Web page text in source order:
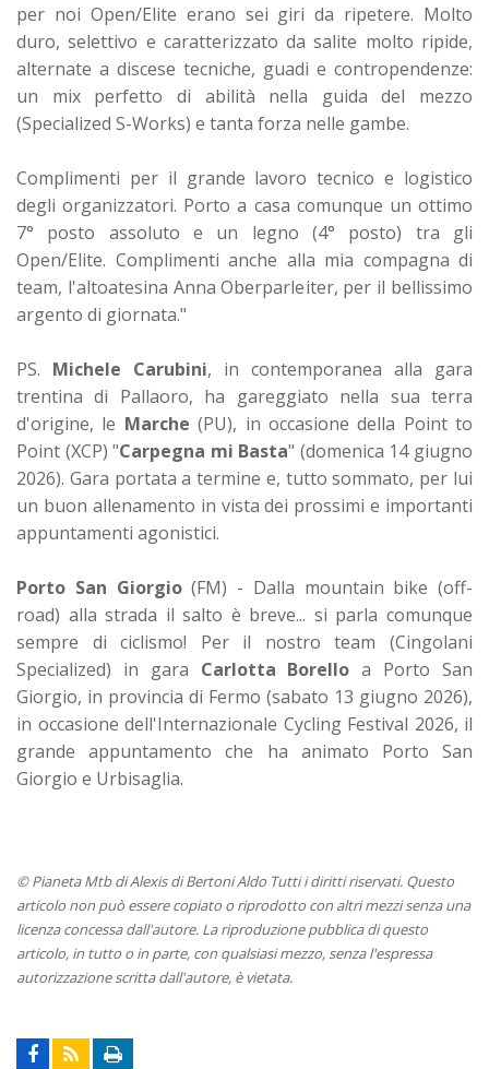
per noi Open/Elite erano sei giri da ripetere. Molto
duro, selettivo e caratterizzato da salite molto ripide,
alternate a discese tecniche, guadi e contropendenze:
un mix perfetto di abilità nella guida del mezzo
(Specialized S-Works) e tanta forza nelle gambe.
Complimenti per il grande lavoro tecnico e logistico
degli organizzatori. Porto a casa comunque un ottimo
7° posto assoluto e un legno (4° posto) tra gli
Open/Elite. Complimenti anche alla mia compagna di
team, l'altoatesina Anna Oberparleiter, per il bellissimo
argento di giornata."
PS. Michele Carubini, in contemporanea alla gara
trentina di Pallaoro, ha gareggiato nella sua terra
d'origine, le Marche(PU), in occasione della Point to
Point (XCP) "Carpegna mi Basta" (domenica 14 giugno
2026). Gara portata a termine e, tutto sommato, per lui
un buon allenamento in vista dei prossimi e importanti
appuntamenti agonistici.
Porto San Giorgio(FM) - Dalla mountain bike (off-
road) alla strada il salto è breve... si parla comunque
sempre di ciclismo! Per il nostro team (Cingolani
Specialized) in gara Carlotta Borello a Porto San
Giorgio, in provincia di Fermo (sabato 13 giugno 2026),
in occasione dell'Internazionale Cycling Festival 2026, il
grande appuntamento che ha animato Porto San
Giorgio e Urbisaglia.
© Pianeta Mtb di Alexis di Bertoni Aldo Tutti i diritti riservati. Questo
articolo non può essere copiato o riprodotto con altri mezzi senza una
licenza concessa dall'autore. La riproduzione pubblica di questo
articolo, in tutto o in parte, con qualsiasi mezzo, senza l'espressa
autorizzazione scritta dall'autore, è vietata.